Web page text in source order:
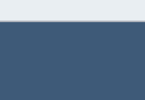
Devil-System